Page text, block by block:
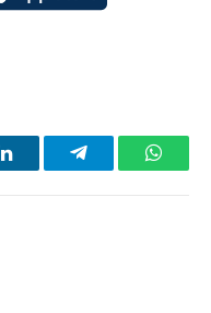
LinkedInTelegram